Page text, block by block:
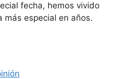
fecha, hemos vivido
más especial en años.